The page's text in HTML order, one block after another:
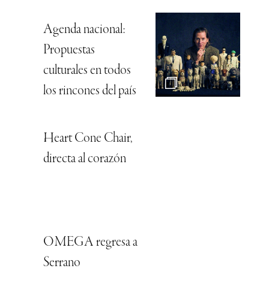
Agenda nacional:
Propuestas
culturales en todos
los rincones del país
Heart Cone Chair,
directa al corazón
OMEGA regresa a
Serrano